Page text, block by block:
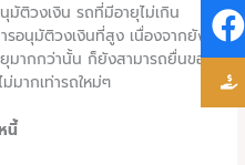
ติวงเงิน รถที่มีอายุไม่เกิน
อนุมัติวงเงินที่สูง เนื่องจากยัง
มากกว่านั้น ก็ยังสามารถยื่นขอ
มากเท่ารถใหม่ๆ
นี้